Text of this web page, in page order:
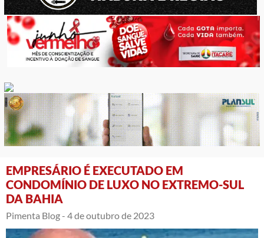
EMPRESÁRIO É EXECUTADO EM
CONDOMÍNIO DE LUXO NO EXTREMO-SUL
DA BAHIA
Pimenta Blog - 4 de outubro de 2023